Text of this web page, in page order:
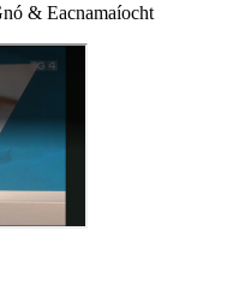
& Eacnamaíocht